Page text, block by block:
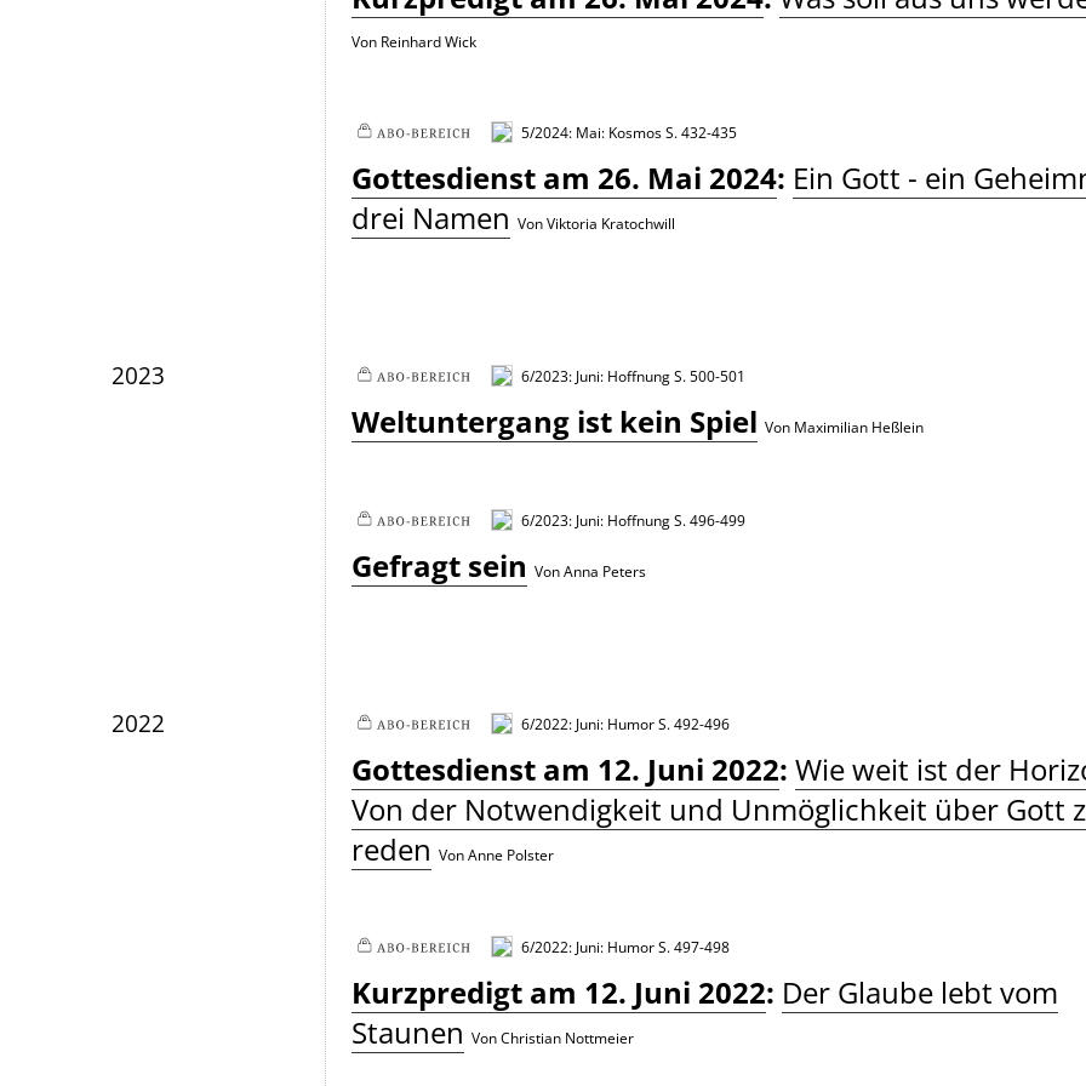
Von Reinhard Wick
5/2024: Mai: Kosmos S. 432-435
Gottesdienst am 26. Mai 2024: Ein Gott - ein
drei Namen Von Viktoria Kratochwill
2023 6/2023: Juni: Hoffnung S. 500-501
Weltuntergang ist kein Spiel Von Maximilian Heßlein
6/2023: Juni: Hoffnung S. 496-499
Gefragt sein Von Anna Peters
2022 6/2022: Juni: Humor S. 492-496
Gottesdienst am 12. Juni 2022: Wie weit ist der
Von der Notwendigkeit und Unmöglichkeit über Gott
reden Von Anne Polster
6/2022: Juni: Humor S. 497-498
Kurzpredigt am 12. Juni 2022: Der Glaube lebt vom
Staunen Von Christian Nottmeier